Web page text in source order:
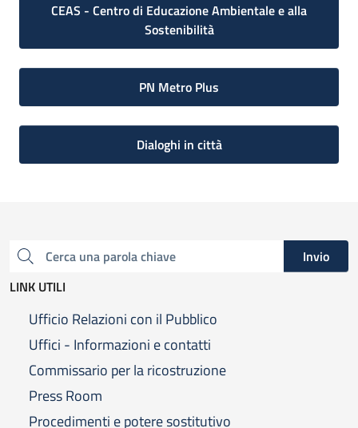
CEAS - Centro di Educazione Ambientale e alla
Sostenibilità
PN Metro Plus
Dialoghi in città
Cerca una parola chiave
Invio
LINK UTILI
Ufficio Relazioni con il Pubblico
Uffici - Informazioni e contatti
Commissario per la ricostruzione
Press Room
Procedimenti e potere sostitutivo